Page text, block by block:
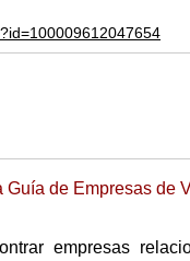
Guía de Empresas de
empresas